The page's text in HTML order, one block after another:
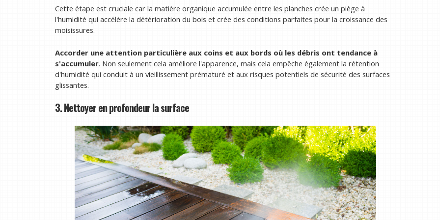
Cette étape est cruciale car la matière organique accumulée entre les planches crée un piège à
l'humidité qui accélère la détérioration du bois et crée des conditions parfaites pour la croissance des
moisissures.
Accorder une attention particulière aux coins et aux bords où les débris ont tendance à
s'accumuler. Non seulement cela améliore l'apparence, mais cela empêche également la rétention
d'humidité qui conduit à un vieillissement prématuré et aux risques potentiels de sécurité des surfaces
glissantes.
3. Nettoyer en profondeur la surface